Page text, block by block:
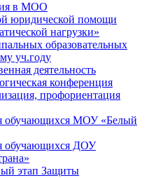
в МОО
юридической помощи
нагрузки»
образовательных
уч.году
деятельность
конференция
профориентация
обучающихся МОУ «Белый
обучающихся ДОУ
этап Защиты